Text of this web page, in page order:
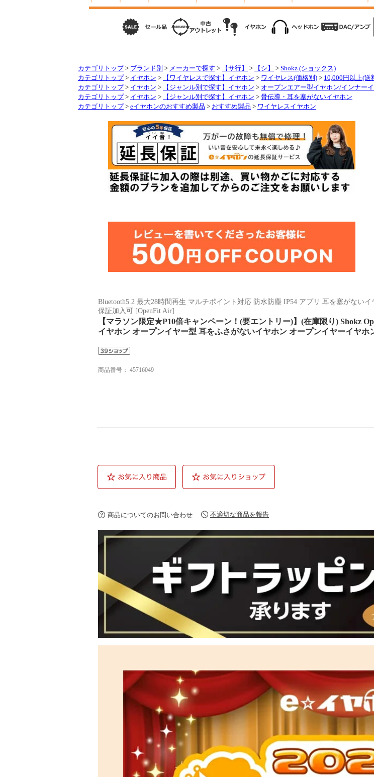
カテゴリトップ > ブランド別 > メーカーで探す > 【サ行】 > 【シ】 > Shokz (ショックス)
カテゴリトップ > イヤホン > 【ワイヤレスで探す】イヤホン > ワイヤレス(価格別) > 10,000円以上(送
カテゴリトップ > イヤホン > 【ジャンル別で探す】イヤホン > オープンエアー型イヤホン/インナー
カテゴリトップ > イヤホン > 【ジャンル別で探す】イヤホン > 骨伝導・耳を塞がないイヤホン
カテゴリトップ > eイヤホンのおすすめ製品 > おすすめ製品 > ワイヤレスイヤホン
Bluetooth5.2 最大28時間再生 マルチポイント対応 防水防塵 IP54 アプリ 耳を塞がない
保証加入可 [OpenFit Air]
【マラソン限定★P10倍キャンペーン！(要エントリー)】(在庫限り) Shokz
イヤホン オープンイヤー型 耳をふさがないイヤホン オープンイヤーイヤホ
商品番号： 45716049
商品についてのお問い合わせ 不適切な商品を報告